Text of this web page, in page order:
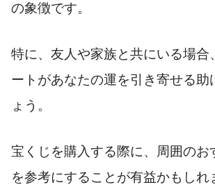
の象徴です。
特に、友人や家族と共にいる場合
ートがあなたの運を引き寄せる助
ょう。
宝くじを購入する際に、周囲のお
を参考にすることが有益かもしれ